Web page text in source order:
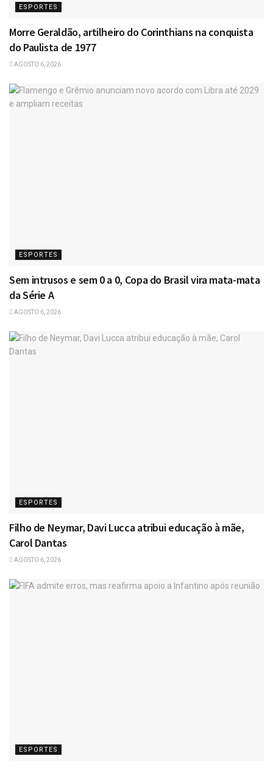
ESPORTES
Morre Geraldão, artilheiro do Corinthians na conquista
do Paulista de 1977
AGOSTO 6, 2026
ESPORTES
Sem intrusos e sem 0 a 0, Copa do Brasil vira mata-mata
da Série A
AGOSTO 6, 2026
ESPORTES
Filho de Neymar, Davi Lucca atribui educação à mãe,
Carol Dantas
AGOSTO 6, 2026
ESPORTES